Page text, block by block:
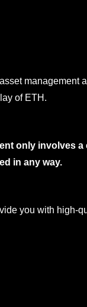
management
of ETH.
only involves
in any way.
you with high-